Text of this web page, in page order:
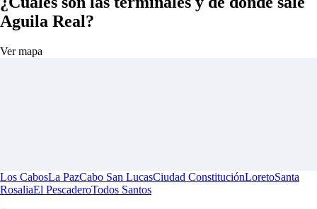
Aguila Real?
Ver mapa
Los CabosLa PazCabo San LucasCiudad ConstituciónLoretoSanta
RosaliaEl PescaderoTodos Santos